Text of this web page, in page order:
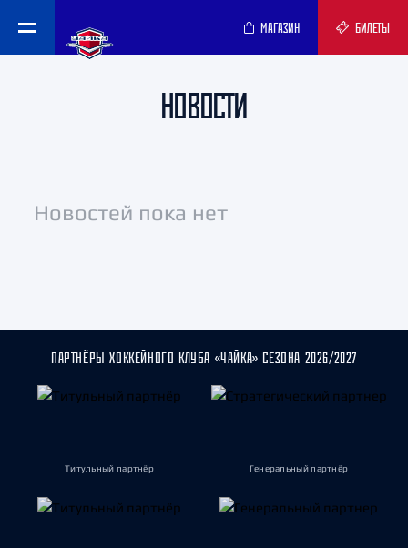
МАГАЗИН БИЛЕТЫ
НОВОСТИ
Новостей пока нет
ПАРТНЁРЫ ХОККЕЙНОГО КЛУБА «ЧАЙКА» СЕЗОНА 2026/2027
Титульный партнёр Генеральный партнёр